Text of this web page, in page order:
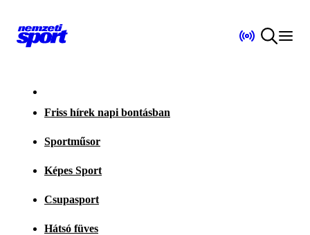
Friss hírek napi bontásban
Sportműsor
Képes Sport
Csupasport
Hátsó füves